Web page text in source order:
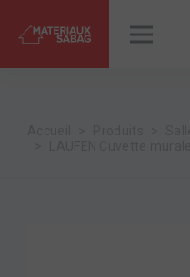
INSPIRATIONS